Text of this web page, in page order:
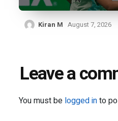
Kiran M August 7, 2026
Leave a
You must be logged into